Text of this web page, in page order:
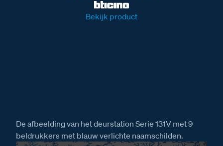
Bekijk product
De afbeelding van het deurstation Serie 131V met 9
beldrukkers met blauw verlichte naamschilden.